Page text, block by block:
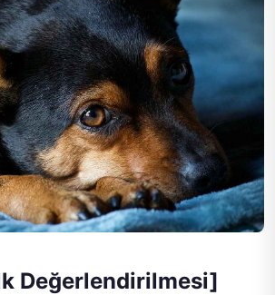
Değerlendirilmesi]